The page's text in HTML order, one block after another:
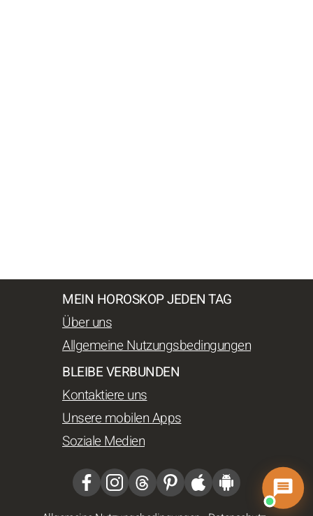
MEIN HOROSKOP JEDEN TAG
Über uns
Allgemeine Nutzungsbedingungen
BLEIBE VERBUNDEN
Kontaktiere uns
Unsere mobilen Apps
Soziale Medien